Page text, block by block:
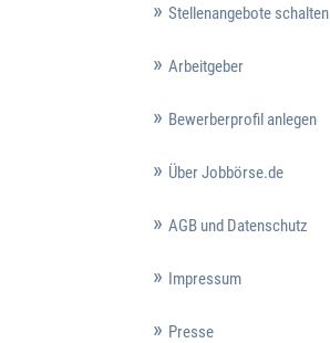
Stellenangebote schalten
Arbeitgeber
Bewerberprofil anlegen
Über Jobbörse.de
AGB und Datenschutz
Impressum
Presse